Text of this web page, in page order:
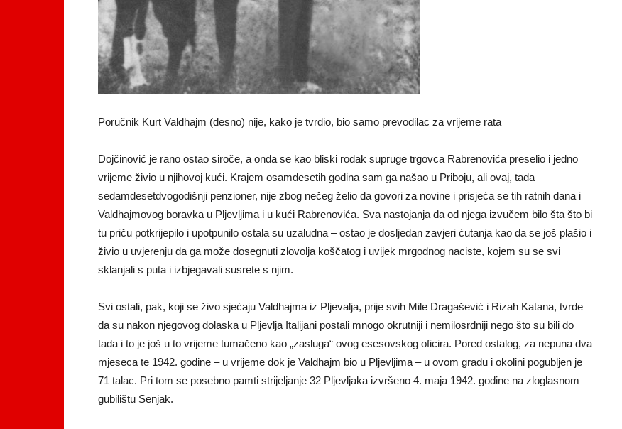
Poručnik Kurt Valdhajm (desno) nije, kako je tvrdio, bio samo prevodilac za vrijeme rata
Dojčinović je rano ostao siroče, a onda se kao bliski rođak supruge trgovca Rabrenovića preselio i jedno
vrijeme živio u njihovoj kući. Krajem osamdesetih godina sam ga našao u Priboju, ali ovaj, tada
sedamdesetdvogodišnji penzioner, nije zbog nečeg želio da govori za novine i prisjeća se tih ratnih dana i
Valdhajmovog boravka u Pljevljima i u kući Rabrenovića. Sva nastojanja da od njega izvučem bilo šta što bi
tu priču potkrijepilo i upotpunilo ostala su uzaludna – ostao je dosljedan zavjeri ćutanja kao da se još plašio i
živio u uvjerenju da ga može dosegnuti zlovolja koščatog i uvijek mrgodnog naciste, kojem su se svi
sklanjali s puta i izbjegavali susrete s njim.
Svi ostali, pak, koji se živo sjećaju Valdhajma iz Pljevalja, prije svih Mile Dragašević i Rizah Katana, tvrde
da su nakon njegovog dolaska u Pljevlja Italijani postali mnogo okrutniji i nemilosrdniji nego što su bili do
tada i to je još u to vrijeme tumačeno kao „zasluga“ ovog esesovskog oficira. Pored ostalog, za nepuna dva
mjeseca te 1942. godine – u vrijeme dok je Valdhajm bio u Pljevljima – u ovom gradu i okolini pogubljen je
71 talac. Pri tom se posebno pamti strijeljanje 32 Pljevljaka izvršeno 4. maja 1942. godine na zloglasnom
gubilištu Senjak.